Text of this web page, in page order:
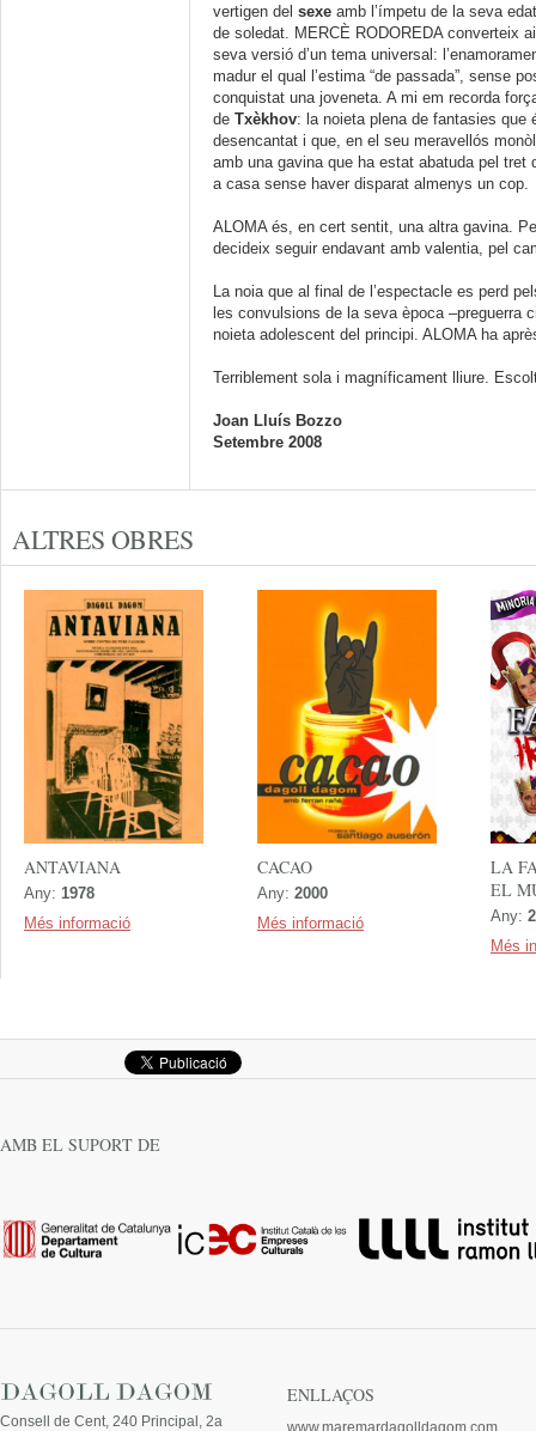
vertigen del sexe amb l’ímpetu de la seva
de soledat. MERCÈ RODOREDA converteix
seva versió d’un tema universal:
madur el qual l’estima “de passada”, sense
conquistat una joveneta. A mi em recorda
de Txèkhov: la noieta plena de fantasies que
desencantat i que, en el seu meravellós
amb una gavina que ha estat abatuda pel tret
a casa sense haver disparat almenys un cop.
ALOMA és, en cert sentit, una altra gavina.
decideix seguir endavant amb valentia, pel
La noia que al final de l’espectacle es perd
les convulsions de la seva època –preguerra
noieta adolescent del principi. ALOMA ha
Terriblement sola i magníficament lliure.
Joan Lluís Bozzo
Setembre 2008
ALTRES OBRES
ANTAVIANA
Any: 1978
Més informació
CACAO
Any: 2000
Més informació
LA
EL
Any:
Més
AMB EL SUPORT DE
Consell de Cent, 240 Principal, 2a
ENLLAÇOS
www.maremardagolldagom.com